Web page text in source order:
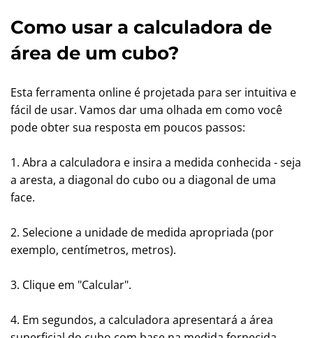
Como usar a calculadora de
área de um cubo?
Esta ferramenta online é projetada para ser intuitiva e
fácil de usar. Vamos dar uma olhada em como você
pode obter sua resposta em poucos passos:
1. Abra a calculadora e insira a medida conhecida - seja
a aresta, a diagonal do cubo ou a diagonal de uma
face.
2. Selecione a unidade de medida apropriada (por
exemplo, centímetros, metros).
3. Clique em "Calcular".
4. Em segundos, a calculadora apresentará a área